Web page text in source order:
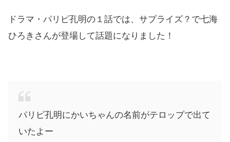
ドラマ・パリピ孔明の１話では、サプライズ？で七海
ひろきさんが登場して話題になりました！
パリピ孔明にかいちゃんの名前がテロップで出て
いたよー